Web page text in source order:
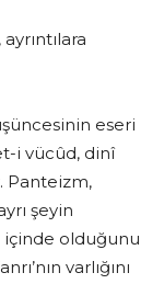
eseri
i vücûd, dinî
Panteizm,
şeyin
içinde olduğunu
varlığını